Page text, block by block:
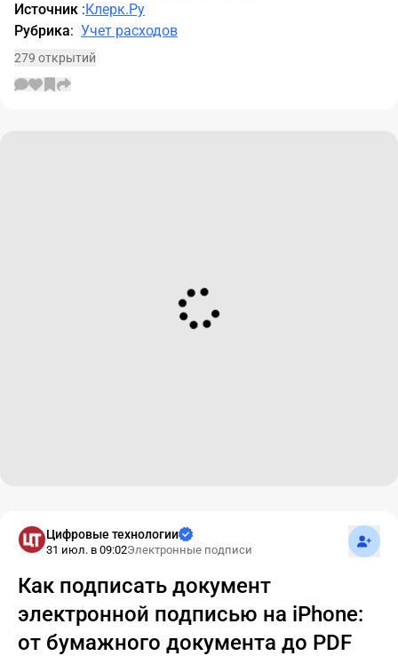
Источник :Клерк.Ру
Рубрика: Учет расходов
279 открытий
Цифровые технологии
31 июл. в 09:02Электронные подписи
Как подписать документ
электронной подписью на iPhone:
от бумажного документа до PDF